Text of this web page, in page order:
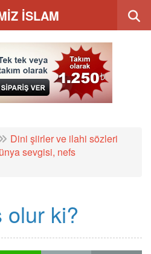
İSLAM
Dini şiirler ve ilahi sözleri
sevgisi, nefs
olur ki?